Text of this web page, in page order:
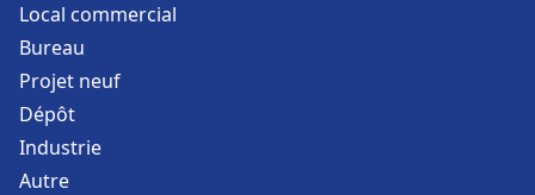
Local commercial
Bureau
Projet neuf
Dépôt
Industrie
Autre